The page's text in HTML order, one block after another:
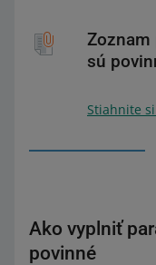
Zoznam
sú
Stiahnite
Ako vyplniť
povinné